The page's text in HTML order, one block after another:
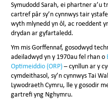
Symudodd Sarah, ei phartner a’u
cartref pâr sy’n cynnwys tair
wyth mlynedd yn ôl, ac roeddent
drydan ar gyfartaledd.
Ym mis Gorffennaf, gosodwyd
adeiladwyd yn y 1970au fel rhan o
Optimeiddio (ORP)– cynllun ar y
cymdeithasol, sy’n cynnwys Tai
Lywodraeth Cymru, lle y gosodir
gartrefi yng Nghymru.